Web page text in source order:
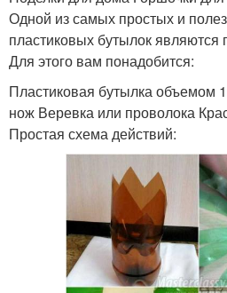
Одной из самых простых и
пластиковых бутылок являются
Для этого вам понадобится:
Пластиковая бутылка объемом
нож Веревка или проволока
Простая схема действий: